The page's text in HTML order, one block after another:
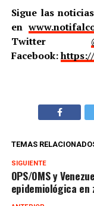
Sigue las
en
Twitter
Facebook:
TEMAS
SIGUIENTE
OPS/OMS y
epidemiológica